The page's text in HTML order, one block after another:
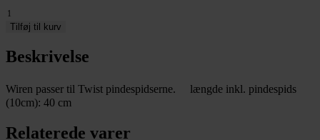
Twist
red
-
S
antal
Tilføj til kurv
Beskrivelse
Wiren passer til Twist pindespidserne. længde inkl. pindespids
(10cm): 40 cm
Relaterede varer